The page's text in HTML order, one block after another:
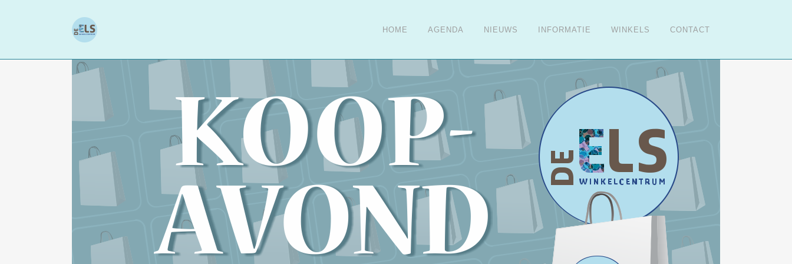
HOME AGENDA NIEUWS INFORMATIE WINKELS CONTACT